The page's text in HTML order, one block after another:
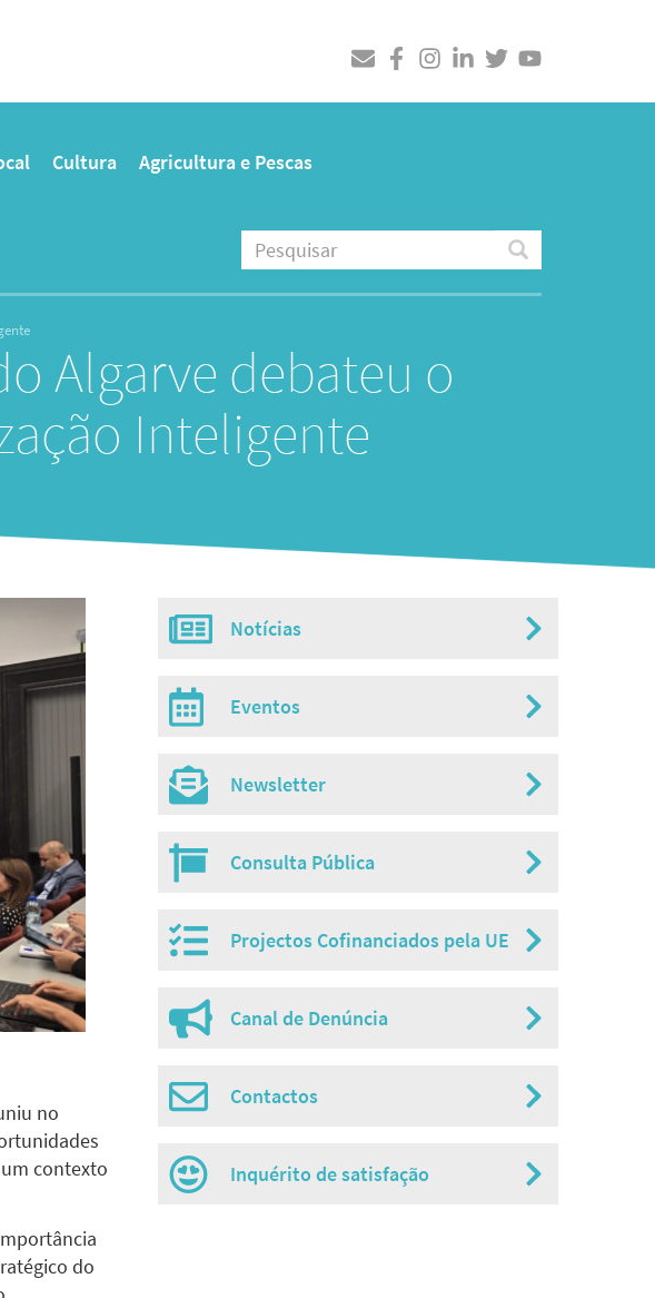
Cultura Agricultura e Pescas
Pesquisar Pesquisar
Algarve debateu o
Inteligente
no
contexto
do
Misc
menu
Notícias
Eventos
Newsletter
Consulta Pública
Projectos Cofinanciados pela UE
Canal de Denúncia
Contactos
Inquérito de satisfação